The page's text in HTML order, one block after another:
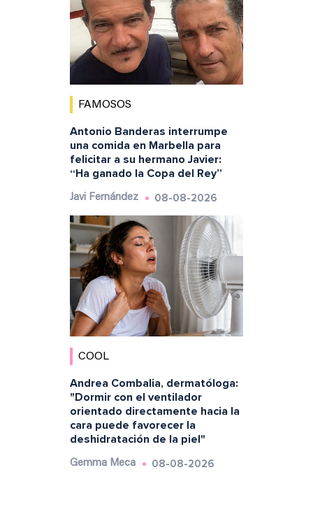
FAMOSOS
Antonio Banderas interrumpe
una comida en Marbella para
felicitar a su hermano Javier:
“Ha ganado la Copa del Rey”
Javi Fernández 08-08-2026
COOL
Andrea Combalia, dermatóloga:
"Dormir con el ventilador
orientado directamente hacia la
cara puede favorecer la
deshidratación de la piel"
Gemma Meca 08-08-2026